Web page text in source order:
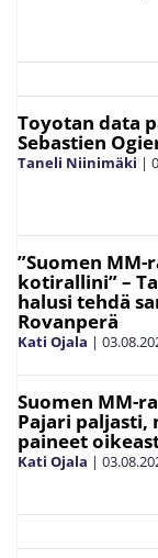
Toyotan data
Sebastien
Taneli Niinimäki |
”Suomen
kotirallini” –
halusi tehdä
Rovanperä
Kati Ojala |
Suomen MM-
Pajari
paineet
Kati Ojala |